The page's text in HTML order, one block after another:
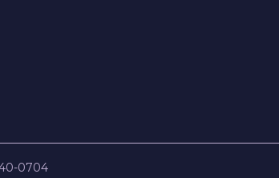
0704